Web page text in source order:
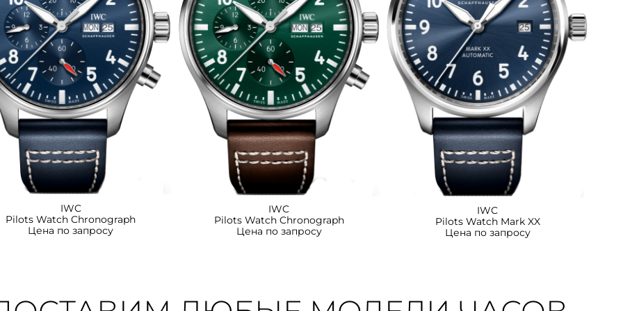
IWC
Pilots Watch Chronograph
Цена по запросу
IWC
Pilots Watch Chronograph
Цена по запросу
IWC
Pilots Watch Mark XX
Цена по запросу